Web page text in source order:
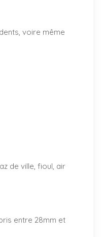
voire même
de ville, fioul, air
entre 28mm et